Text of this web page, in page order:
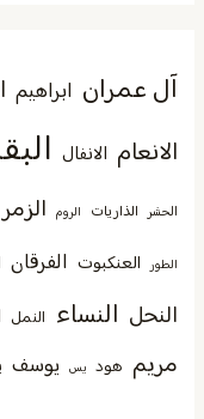
آل عمران ابراهيم
الانعام الانفال
الحشر الذاريات الروم الزمر
الطور العنكبوت الفرقان
النحل النساء النمل
مريم هود يس يوسف